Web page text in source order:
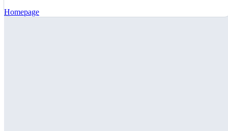
Homepage